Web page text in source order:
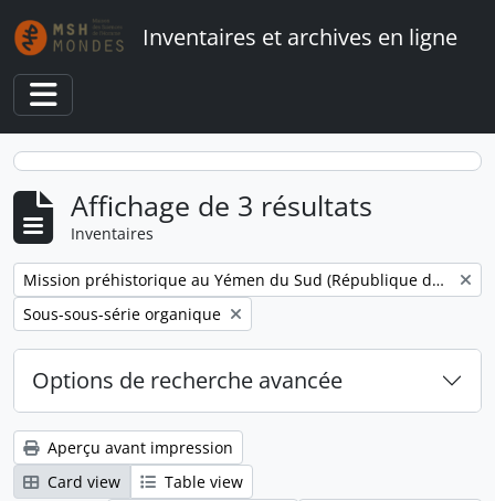
Skip to main content
Inventaires et archives en ligne
Toggle navigation
Affichage de 3 résultats
Inventaires
Remove filter:
Mission préhistorique au Yémen du Sud (République démocratique populaire du Yémen)
Remove filter:
Sous-sous-série organique
Options de recherche avancée
Aperçu avant impression
Card view
Table view